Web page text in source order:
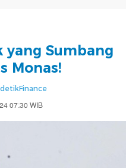
yang Sumbang
Monas!
detikFinance
07:30 WIB